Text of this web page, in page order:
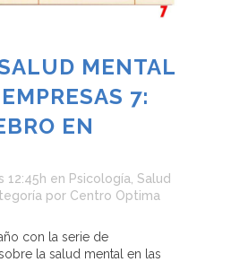
MENTAL
7:
EN
12:45h en Psicología Salud
por Centro Optima
con la serie de
la salud mental en las